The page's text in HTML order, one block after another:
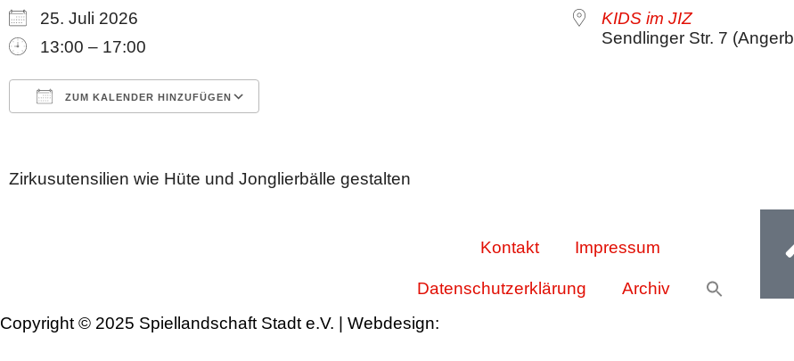
25. Juli 2026
13:00 – 17:00
ZUM KALENDER HINZUFÜGEN
KIDS im JIZ
Sendlinger Str. 7
Zirkusutensilien wie Hüte und Jonglierbälle gestalten
Kontakt Impressum
Datenschutzerklärung Archiv
Copyright © 2025 Spiellandschaft Stadt e.V. | Webdesign: